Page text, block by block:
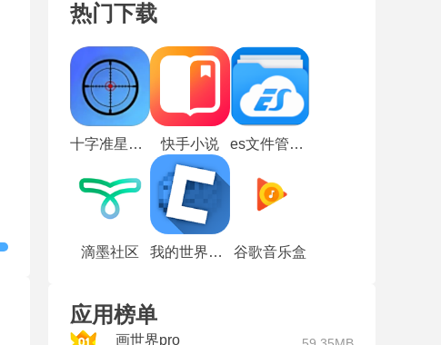
热门下载
十字准星辅助器老版本 快手小说 es文件管理器安卓版
滴墨社区 我的世界饼盒 谷歌音乐盒
应用榜单
画世界pro